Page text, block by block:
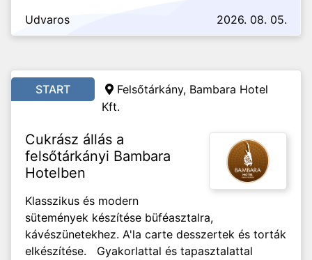
Udvaros 2026. 08. 05.
START
Felsőtárkány, Bambara Hotel
Kft.
Cukrász állás a
felsőtárkányi Bambara
Hotelben
Klasszikus és modern
sütemények készítése büféasztalra,
kávészünetekhez. A'la carte desszertek és torták
elkészítése. Gyakorlattal és tapasztalattal